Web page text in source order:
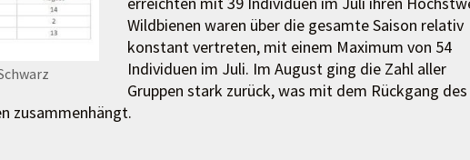
Wildbienen waren über die gesamte Saison relativ
konstant vertreten, mit einem Maximum von 54
Individuen im Juli. Im August ging die Zahl aller
Gruppen stark zurück, was mit dem Rückgang des
zusammenhängt.